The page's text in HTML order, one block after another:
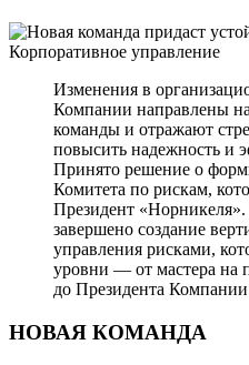
Корпоративное управление
Изменения в
Компании направлены
команды и отражают
повысить надежность и
Принято решение о
Комитета по рискам,
Президент
завершено создание
управления рисками,
уровни — от мастера на
до Президента
НОВАЯ КОМАНДА